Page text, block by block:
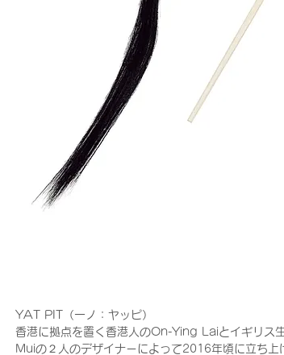
YAT PIT（一ノ：ヤッピ）
香港に拠点を置く香港人のOn-Ying Laiとイギリス
Muiの２人のデザイナーによって2016年頃に立ち上